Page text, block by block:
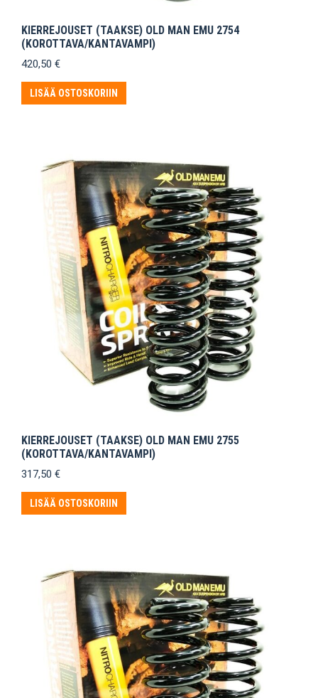
KIERREJOUSET (TAAKSE) OLD MAN EMU 2754
(KOROTTAVA/KANTAVAMPI)
420,50 €
LISÄÄ OSTOSKORIIN
KIERREJOUSET (TAAKSE) OLD MAN EMU 2755
(KOROTTAVA/KANTAVAMPI)
317,50 €
LISÄÄ OSTOSKORIIN